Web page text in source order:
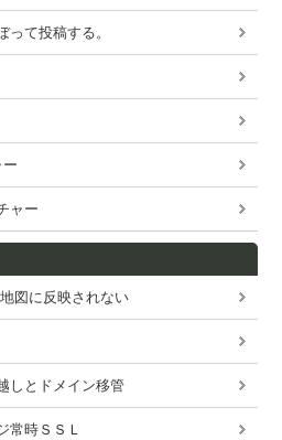
って投稿する。
ャー
図に反映されない
しとドメイン移管
常時ＳＳＬ